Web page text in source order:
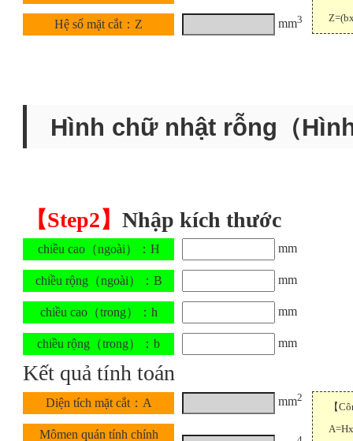
Hệ số mặt cắt：Z mm3
Hình chữ nhật rỗng（
【Step2】Nhập kích thước
chiều cao（ngoài）：H mm
chiều rộng（ngoài）：B mm
chiều cao（trong）：h mm
chiều rộng（trong）：b mm
Kết quả tính toán
Diện tích mặt cắt：A mm2
Mômen quán tính chính
【